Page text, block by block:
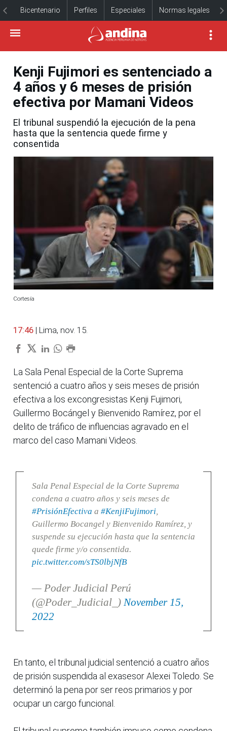
Bicentenario Perfiles Especiales Normas legales
Kenji Fujimori es sentenciado a
4 años y 6 meses de prisión
efectiva por Mamani Videos
El tribunal suspendió la ejecución de la pena
hasta que la sentencia quede firme y
consentida
Cortesía
17:46 | Lima, nov. 15.
La Sala Penal Especial de la Corte Suprema
sentenció a cuatro años y seis meses de prisión
efectiva a los excongresistas Kenji Fujimori,
Guillermo Bocángel y Bienvenido Ramírez, por el
delito de tráfico de influencias agravado en el
marco del caso Mamani Videos.
Sala Penal Especial de la Corte Suprema
condena a cuatro años y seis meses de
#PrisiónEfectiva a #KenjiFujimori,
Guillermo Bocangel y Bienvenido Ramírez, y
suspende su ejecución hasta que la sentencia
quede firme y/o consentida.
pic.twitter.com/sTS0lbjNfB
— Poder Judicial Perú
(@Poder_Judicial_) November 15,
2022
En tanto, el tribunal judicial sentenció a cuatro años
de prisión suspendida al exasesor Alexei Toledo. Se
determinó la pena por ser reos primarios y por
ocupar un cargo funcional.